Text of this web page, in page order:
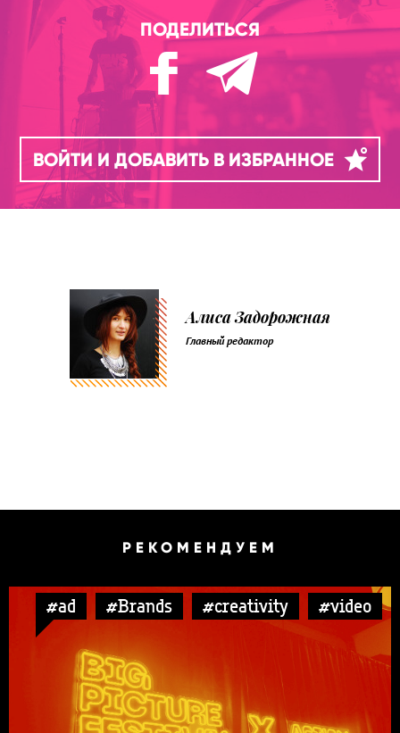
ПОДЕЛИТЬСЯ
ВОЙТИ И ДОБАВИТЬ В ИЗБРАННОЕ
Алиса Задорожная
Главный редактор
РЕКОМЕНДУЕМ
#ad #Brands #creativity #video